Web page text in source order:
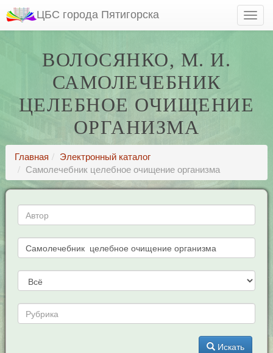
ЦБС города Пятигорска
ВОЛОСЯНКО, М. И.
САМОЛЕЧЕБНИК
ЦЕЛЕБНОЕ ОЧИЩЕНИЕ
ОРГАНИЗМА
Главная
Электронный каталог
Самолечебник целебное очищение организма
Искать